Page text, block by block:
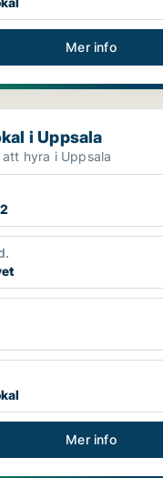
Mer info
i Uppsala
hyra i Uppsala
Mer info